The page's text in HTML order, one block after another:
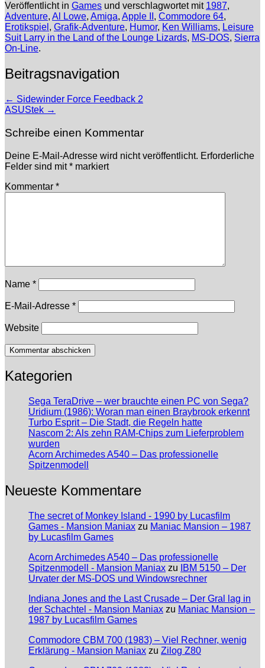
Veröffentlicht in Games und verschlagwortet mit 1987,
Adventure, Al Lowe, Amiga, Apple II , Commodore 64,
Erotikspiel , Grafik-Adventure, Humor, Ken Williams, Leisure
Suit Larry in the Land of the Lounge Lizards, MS-DOS, Sierra
On-Line.
Beitragsnavigation
← Sidewinder Force Feedback 2
ASUStek →
Schreibe einen Kommentar
Deine E-Mail-Adresse wird nicht veröffentlicht. Erforderliche
Felder sind mit* markiert
Kommentar *
Name *
E-Mail-Adresse *
Website
Kategorien
Sega TeraDrive – wer brauchte einen PC von Sega?
Uridium (1986): Woran man einen Braybrook erkennt
Turbo Esprit – Die Stadt, die Regeln hatte
Nascom 2: Als zehn RAM-Chips zum Lieferproblem
wurden
Acorn Archimedes A540 – Das professionelle
Spitzenmodell
Neueste Kommentare
The secret of Monkey Island - 1990 by Lucasfilm
Games - Mansion Maniax zu Maniac Mansion – 1987
by Lucasfilm Games
Acorn Archimedes A540 – Das professionelle
Spitzenmodell - Mansion Maniax zu
IBM 5150 – Der
Urvater der MS-DOS und Windowsrechner
Indiana Jones and the Last Crusade – Der Gral lag in
der Schachtel - Mansion Maniax zu Maniac Mansion –
1987 by Lucasfilm Games
Commodore CBM 700 (1983) – Viel Rechner, wenig
Erklärung - Mansion Maniax zu Zilog Z80